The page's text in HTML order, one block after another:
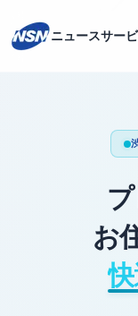
ニュースサー
お